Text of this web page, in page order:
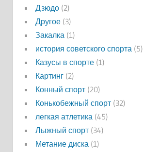
Дзюдо(2)
Другое(3)
Закалка(1)
история советского спорта(5)
Казусы в спорте(1)
Картинг(2)
Конный спорт(20)
Конькобежный спорт(32)
легкая атлетика(45)
Лыжный спорт(34)
Метание диска(1)